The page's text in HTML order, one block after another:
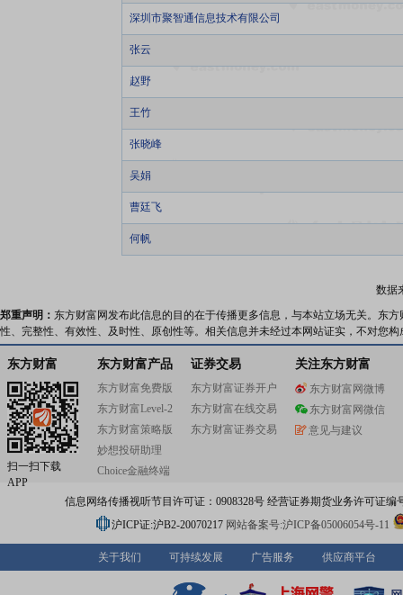
深圳市聚智通信息技术有限公司
张云
赵野
王竹
张晓峰
吴娟
曹廷飞
何帆
数据
郑重声明： 东方财富网发布此信息的目的在于传播更多信息，与本站立场无关。东
性、完整性、有效性、及时性、原创性等。相关信息并未经过本网站证实，不对您
东方财富
扫一扫下载
APP
东方财富产品
东方财富免费版
东方财富Level-2
东方财富策略版
妙想投研助理
Choice金融终端
证券交易
东方财富证券开户
东方财富在线交易
东方财富证券交易
关注东方财富
东方财富网微博
东方财富网微信
意见与建议
信息网络传播视听节目许可证：0908328号 经营证券期货业务许可证编
沪ICP证:沪B2-20070217 网站备案号:沪ICP备05006054号-11
关于我们 可持续发展 广告服务 供应商平台